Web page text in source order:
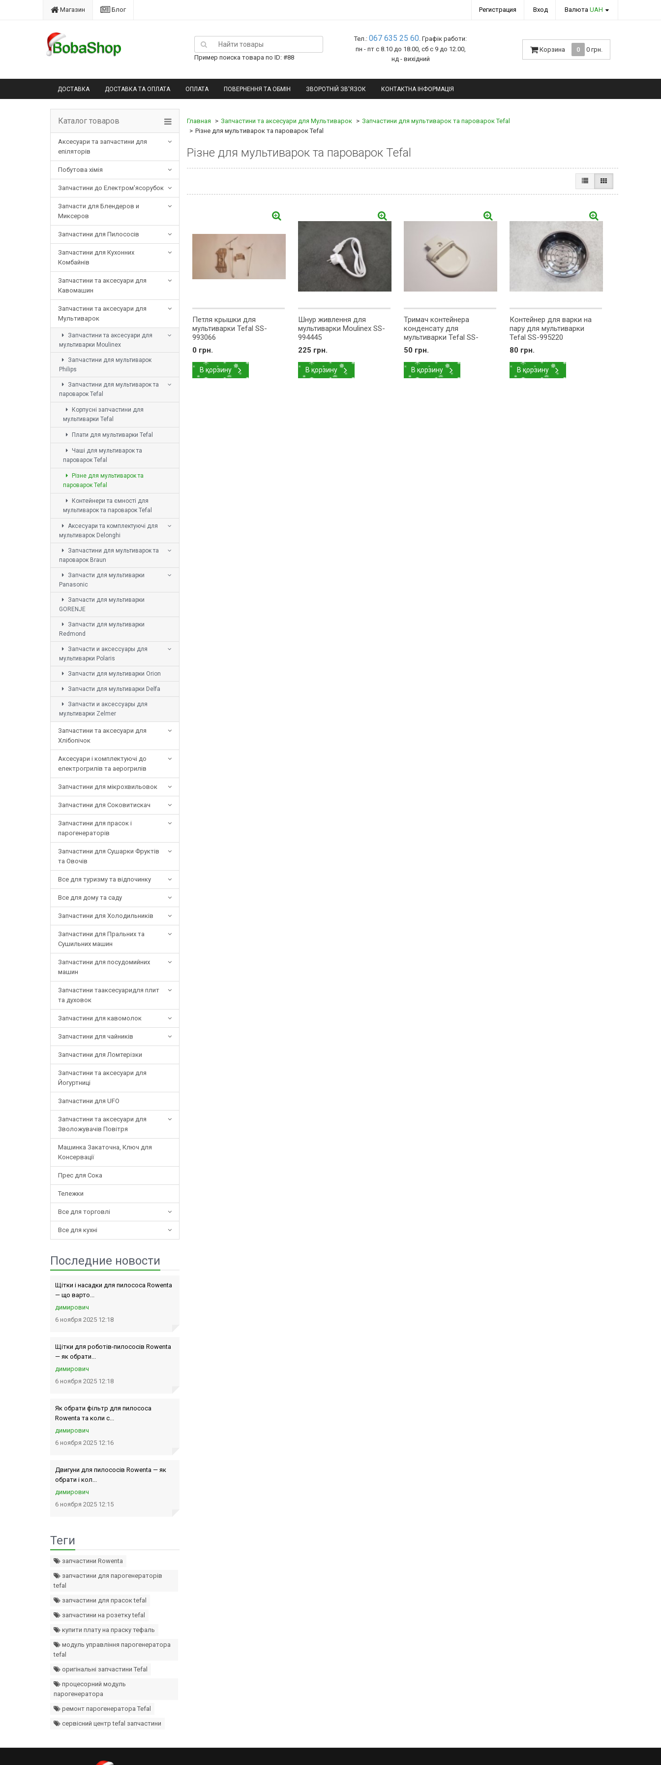
Магазин Блог Регистрация Вход Валюта UAH
Пример поиска товара по ID: #88
Тел.: 067 635 25 60. Графік работи:
пн - пт с 8.10 до 18.00, сб с 9 до 12.00,
нд - вихідний
Корзина 0 0 грн.
ДОСТАВКА ДОСТАВКА ТА ОПЛАТА ОПЛАТА ПОВЕРНЕННЯ ТА ОБМІН ЗВОРОТНІЙ ЗВ'ЯЗОК КОНТАКТНА ІНФОРМАЦІЯ
Каталог товаров
Аксесуари та запчастини для
епіляторів
Побутова хімія
Запчастини до Електром'ясорубок
Запчасти для Блендеров и
Миксеров
Запчастини для Пилососів
Запчастини для Кухонних
Комбайнів
Запчастини та аксесуари для
Кавомашин
Запчастини та аксесуари для
Мультиварок
Запчастини та аксесуари для
мультиварки Moulinex
Запчастини для мультиварок
Philips
Запчастини для мультиварок та
пароварок Tefal
Корпусні запчастини для
мультиварки Tefal
Плати для мультиварки Tefal
Чаші для мультиварок та
пароварок Tefal
Різне для мультиварок та
пароварок Tefal
Контейнери та ємності для
мультиварок та пароварок Tefal
Аксесуари та комплектуючі для
мультиварок Delonghi
Запчастини для мультиварок та
пароварок Braun
Запчасти для мультиварки
Panasonic
Запчасти для мультиварки
GORENJE
Запчасти для мультиварки
Redmond
Запчасти и аксессуары для
мультиварки Polaris
Запчасти для мультиварки Orion
Запчасти для мультиварки Delfa
Запчасти и аксессуары для
мультиварки Zelmer
Запчастини та аксесуари для
Хлібопічок
Аксесуари і комплектуючі до
електрогрилів та аерогрилів
Запчастини для мікрохвильовок
Запчастини для Соковитискач
Запчастини для прасок і
парогенераторів
Запчастини для Сушарки Фруктів
та Овочів
Все для туризму та відпочинку
Все для дому та саду
Запчастини для Холодильників
Запчастини для Пральних та
Сушильних машин
Запчастини для посудомийних
машин
Запчастини тааксесуаридля плит
та духовок
Запчастини для кавомолок
Запчастини для чайників
Запчастини для Ломтерізки
Запчастини та аксесуари для
Йогуртниці
Запчастини для UFO
Запчастини та аксесуари для
Зволожувачів Повітря
Машинка Закаточна, Ключ для
Консервації
Прес для Сока
Тележки
Все для торговлі
Все для кухні
Последние новости
Щітки і насадки для пилососа Rowenta
— що варто...
димирович
6 ноября 2025 12:18
Щітки для роботів-пилососів Rowenta
— як обрати...
димирович
6 ноября 2025 12:18
Як обрати фільтр для пилососа
Rowenta та коли с...
димирович
6 ноября 2025 12:16
Двигуни для пилососів Rowenta — як
обрати і кол...
димирович
6 ноября 2025 12:15
Теги
запчастини Rowenta
запчастини для парогенераторів
tefal
запчастини для прасок tefal
запчастини на розетку tefal
купити плату на праску тефаль
модуль управління парогенератора
tefal
оригінальні запчастини Tefal
процесорний модуль
парогенератора
ремонт парогенератора Tefal
сервісний центр tefal запчастини
Главная Запчастини та аксесуари для Мультиварок
Запчастини для мультиварок та пароварок Tefal
Різне для мультиварок та пароварок Tefal
Різне для мультиварок та пароварок Tefal
Петля крышки для
мультиварки Tefal SS-
993066
0 грн.
В корзину
Шнур живлення для
мультиварки Moulinex SS-
994445
225 грн.
В корзину
Тримач контейнера
конденсату для
мультиварки Tefal SS-
994140
50 грн.
В корзину
Контейнер для варки на
пару для мультиварки
Tefal SS-995220
80 грн.
В корзину